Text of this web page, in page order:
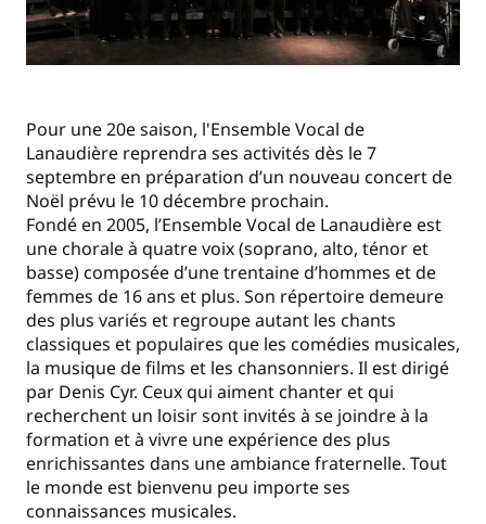
Pour une 20e saison, l'Ensemble Vocal de
Lanaudière reprendra ses activités dès le 7
septembre en préparation d’un nouveau concert de
Noël prévu le 10 décembre prochain.
Fondé en 2005, l’Ensemble Vocal de Lanaudière est
une chorale à quatre voix (soprano, alto, ténor et
basse) composée d’une trentaine d’hommes et de
femmes de 16 ans et plus. Son répertoire demeure
des plus variés et regroupe autant les chants
classiques et populaires que les comédies musicales,
la musique de films et les chansonniers. Il est dirigé
par Denis Cyr. Ceux qui aiment chanter et qui
recherchent un loisir sont invités à se joindre à la
formation et à vivre une expérience des plus
enrichissantes dans une ambiance fraternelle. Tout
le monde est bienvenu peu importe ses
connaissances musicales.